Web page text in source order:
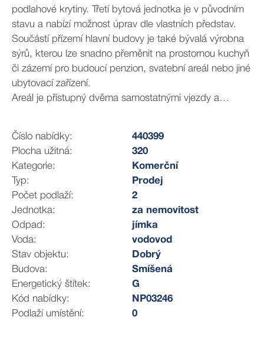
podlahové krytiny. Třetí bytová jednotka je v původním
stavu a nabízí možnost úprav dle vlastních představ.
Součástí přízemí hlavní budovy je také bývalá výrobna
sýrů, kterou lze snadno přeměnit na prostornou kuchyň
či zázemí pro budoucí penzion, svatební areál nebo jiné
ubytovací zařízení.
Areál je přístupný dvěma samostatnými vjezdy a
potenciálem využití – prostornou stodolu ( cca 320m2),
stáje, chlévy, dílnu a kryté přístřešky.
Díky své poloze v jedné z nejkrásnějších oblastí České
republiky představuje tato nemovitost výjimečnou
příležitost pro vybudování jezdeckého areálu, farmy,
agroturistického centra, svatebního a eventového místa
nebo vícegeneračního bydlení.
Pokud hledáte nemovitost s charakterem, rozsáhlými
pozemky a možností realizace vlastních
podnikatelských i soukromých vizí, tato usedlost vás
zaujme svým potenciálem i jedinečnou atmosférou.
Obec Březinka je vzdálená 17km od města Mělník,
dojezd do Prahy je 45km, stejný dojezd je do Mladé
Boleslavi.
Číslo nabídky:
440399
Plocha užitná:
320
Kategorie:
Komerční
Typ:
Prodej
Počet podlaží:
2
Jednotka:
za nemovitost
Odpad:
jímka
Voda:
vodovod
Stav objektu:
Dobrý
Budova:
Smíšená
Energetický štítek:
G
Kód nabídky:
NP03246
Podlaží umístění:
0